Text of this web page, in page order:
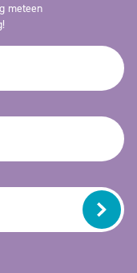
meteen